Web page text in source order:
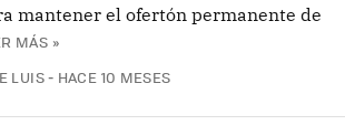
mantener el ofertón permanente de
MÁS »
LUIS HACE 10 MESES